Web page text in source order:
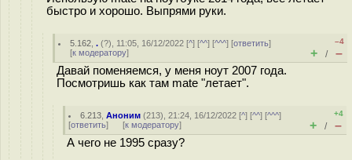
быстро и хорошо. Выпрями руки.
5.162 ,. (?), 11:05, 16/12/2022 [^] [^^] [^^^] [ответить]
[к модератору]
–4
+ / –
Давай поменяемся, у меня ноут 2007 года.
Посмотришь как там mate "летает".
6.213 ,Аноним (213), 21:24, 16/12/2022 [^] [^^] [^^^]
[ответить] [к модератору]
+4
+ / –
А чего не 1995 сразу?